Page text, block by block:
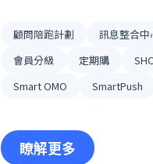
顧問陪跑計劃 訊息整合中
會員分級
定期購
Smart OMO
SmartPush
瞭解更多